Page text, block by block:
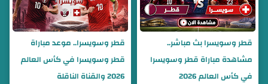
قطر وسويسرا بث مباشر..
مشاهدة مباراة قطر وسويسرا
في كأس العالم 2026
قطر وسويسرا.. موعد مباراة
قطر وسويسرا في كأس العالم
2026 والقناة الناقلة